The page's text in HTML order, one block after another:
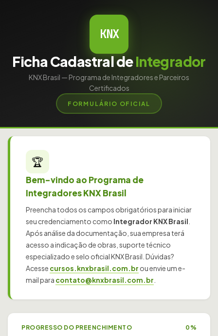
KNX
Ficha Cadastral deIntegrador
KNX Brasil — Programa de Integradores e Parceiros
Certificados
FORMULÁRIO OFICIAL
🏆
Bem-vindo ao Programa de
Integradores KNX Brasil
Preencha todos os campos obrigatórios para iniciar
seu credenciamento como Integrador KNX Brasil
Após análise da documentação, sua empresa terá
acesso a indicação de obras, suporte técnico
especializado e selo oficial KNX Brasil. Dúvidas?
Acesse cursos.knxbrasil.com.br ou envie um e-
mail para contato@knxbrasil.com.br
PROGRESSO DO PREENCHIMENTO 0%